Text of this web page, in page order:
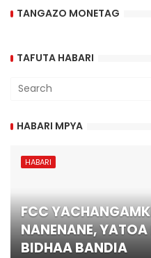
TANGAZO MONETAG
TAFUTA HABARI
HABARI MPYA
HABARI
FCC
NANENANE,
BIDHAA BANDIA